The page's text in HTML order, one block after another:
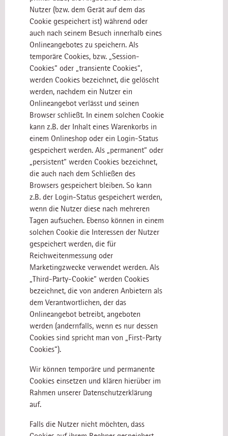
Nutzer (bzw. dem Gerät auf dem das
Cookie gespeichert ist) während oder
auch nach seinem Besuch innerhalb eines
Onlineangebotes zu speichern. Als
temporäre Cookies, bzw. „Session-
Cookies“ oder „transiente Cookies“,
werden Cookies bezeichnet, die gelöscht
werden, nachdem ein Nutzer ein
Onlineangebot verlässt und seinen
Browser schließt. In einem solchen Cookie
kann z.B. der Inhalt eines Warenkorbs in
einem Onlineshop oder ein Login-Status
gespeichert werden. Als „permanent“ oder
„persistent“ werden Cookies bezeichnet,
die auch nach dem Schließen des
Browsers gespeichert bleiben. So kann
z.B. der Login-Status gespeichert werden,
wenn die Nutzer diese nach mehreren
Tagen aufsuchen. Ebenso können in einem
solchen Cookie die Interessen der Nutzer
gespeichert werden, die für
Reichweitenmessung oder
Marketingzwecke verwendet werden. Als
„Third-Party-Cookie“ werden Cookies
bezeichnet, die von anderen Anbietern als
dem Verantwortlichen, der das
Onlineangebot betreibt, angeboten
werden (andernfalls, wenn es nur dessen
Cookies sind spricht man von „First-Party
Cookies“).
Wir können temporäre und permanente
Cookies einsetzen und klären hierüber im
Rahmen unserer Datenschutzerklärung
auf.
Falls die Nutzer nicht möchten, dass